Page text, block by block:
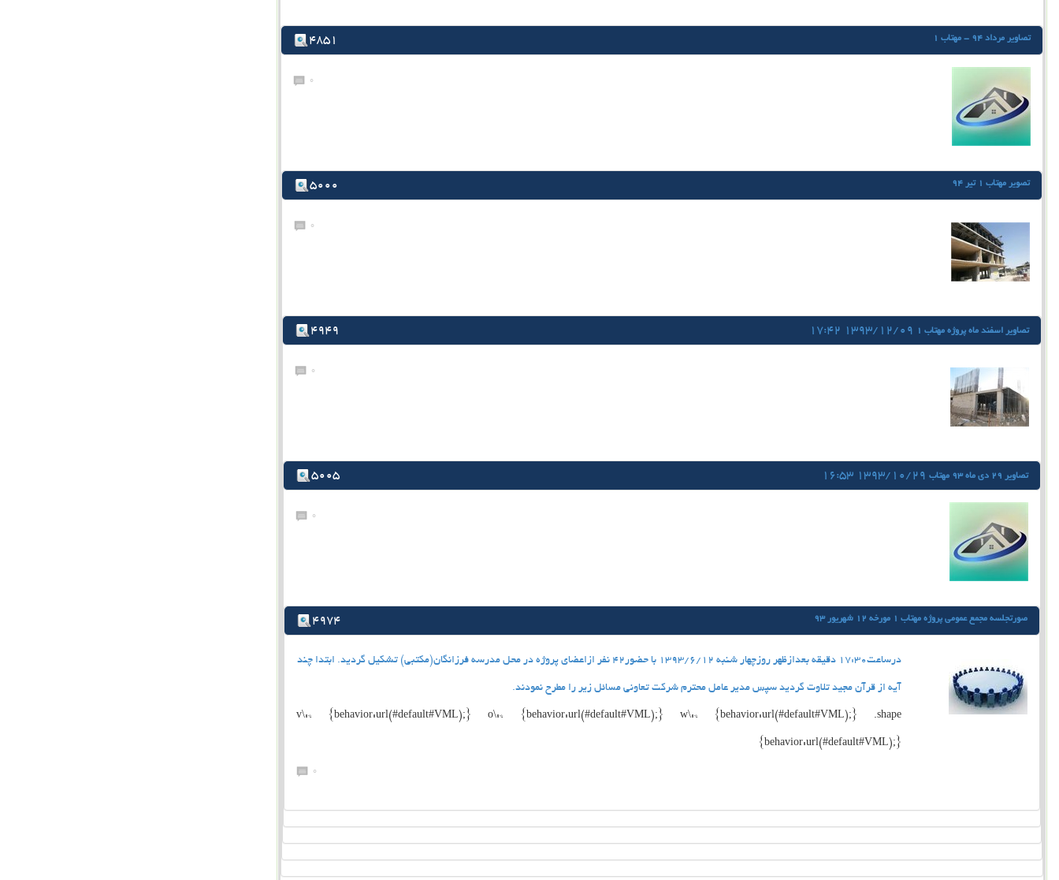
تصاوير مرداد 94 - مهتاب 1 4851
0
تصوير مهتاب 1 تير 94 5000
0
تصاوير اسفند ماه پروژه مهتاب 1 1393/12/09 17:42
4949
0
تصاوير 29 دي ماه 93 مهتاب 1393/10/29 16:53
5005
0
صورتجلسه مجمع عمومی پروژه مهتاب 1 مورخه 12 شهریور 93 4974
درساعت17:30 دقيقه بعدازظهر روزچهار شنبه 1393/6/12 با حضور42 نفر ازاعضاي پروژه در محل مدرسه فرزانگان(مكتبي) تشكيل گرديد. ابتدا چند
آيه از قرآن مجيد تلاوت گرديد سپس مدير عامل محترم شركت تعاوني مسائل زير را مطرح نمودند.
v\:* {behavior:url(#default#VML);} o\:* {behavior:url(#default#VML);} w\:* {behavior:url(#default#VML);} .shape
{behavior:url(#default#VML);}
0